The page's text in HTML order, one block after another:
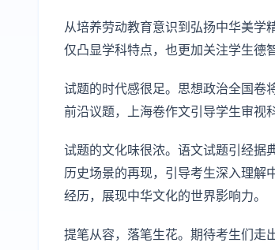
从培养劳动教育意识到弘扬中华美学
仅凸显学科特点，也更加关注学生德
试题的时代感很足。思想政治全国卷
前沿议题，上海卷作文引导学生审视
试题的文化味很浓。语文试题引经据
历史场景的再现，引导考生深入理
经历，展现中华文化的世界影响力。
提笔从容，落笔生花。期待考生们走